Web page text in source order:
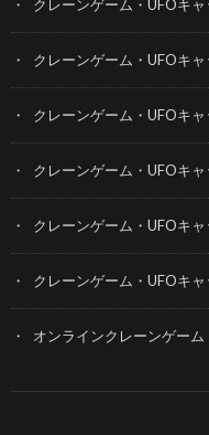
クレーンゲーム・UFOキ
クレーンゲーム・UFOキ
クレーンゲーム・UFOキ
クレーンゲーム・UFOキ
クレーンゲーム・UFOキ
クレーンゲーム・UFOキ
オンラインクレーンゲー